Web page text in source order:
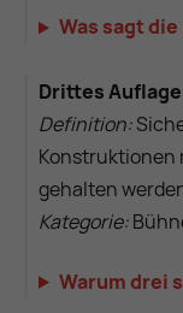
Was sagt
Drittes
Definition:
Konstruktionen
gehalten
Kategorie:
Warum drei